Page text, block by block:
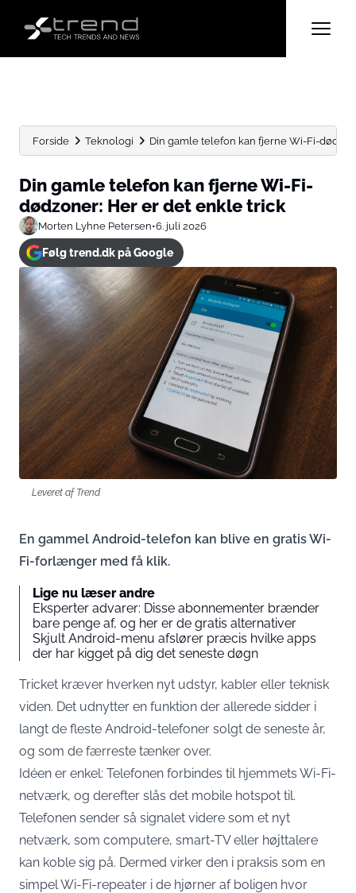
Forside Teknologi Din gamle telefon kan fjerne Wi-Fi-
Din gamle telefon kan fjerne Wi-Fi-
dødzoner: Her er det enkle trick
Morten Lyhne Petersen•6. juli 2026
Følg trend.dk på Google
Leveret af Trend
En gammel Android-telefon kan blive en gratis Wi-
Fi-forlænger med få klik.
Lige nu læser andre
Eksperter advarer: Disse abonnementer brænder
bare penge af, og her er de gratis alternativer
Skjult Android-menu afslører præcis hvilke apps
der har kigget på dig det seneste døgn
Tricket kræver hverken nyt udstyr, kabler eller teknisk
viden. Det udnytter en funktion der allerede sidder i
langt de fleste Android-telefoner solgt de seneste år,
og som de færreste tænker over.
Idéen er enkel: Telefonen forbindes til hjemmets Wi-Fi-
netværk, og derefter slås det mobile hotspot til.
Telefonen sender så signalet videre som et nyt
netværk, som computere, smart-TV eller højttalere
kan koble sig på. Dermed virker den i praksis som en
simpel Wi-Fi-repeater i de hjørner af boligen hvor